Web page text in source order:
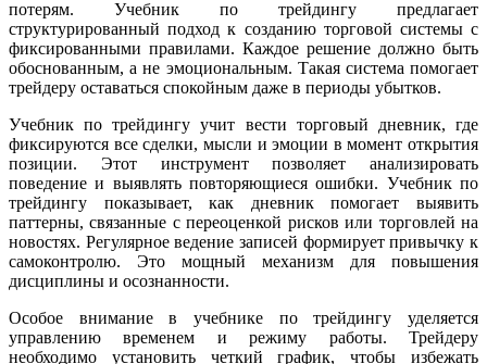
потерям. Учебник по трейдингу предлагает
структурированный подход к созданию торговой системы с
фиксированными правилами. Каждое решение должно быть
обоснованным, а не эмоциональным. Такая система помогает
трейдеру оставаться спокойным даже в периоды убытков.
Учебник по трейдингу учит вести торговый дневник, где
фиксируются все сделки, мысли и эмоции в момент открытия
позиции. Этот инструмент позволяет анализировать
поведение и выявлять повторяющиеся ошибки. Учебник по
трейдингу показывает, как дневник помогает выявить
паттерны, связанные с переоценкой рисков или торговлей на
новостях. Регулярное ведение записей формирует привычку к
самоконтролю. Это мощный механизм для повышения
дисциплины и осознанности.
Особое внимание в учебнике по трейдингу уделяется
управлению временем и режиму работы. Трейдеру
необходимо установить четкий график, чтобы избежать